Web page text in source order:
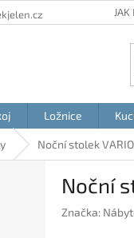
Ložnice
Noční stolek
Noční
Značka: